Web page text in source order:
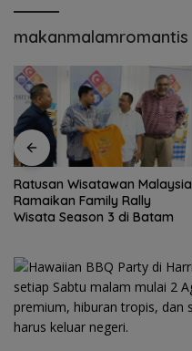
makanmalamromantis
Pemprov Kepri mulai bangun
proyek strategis Monumen
Bahasa Nasional